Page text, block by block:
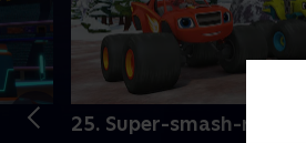
25. Super-smash-ræset